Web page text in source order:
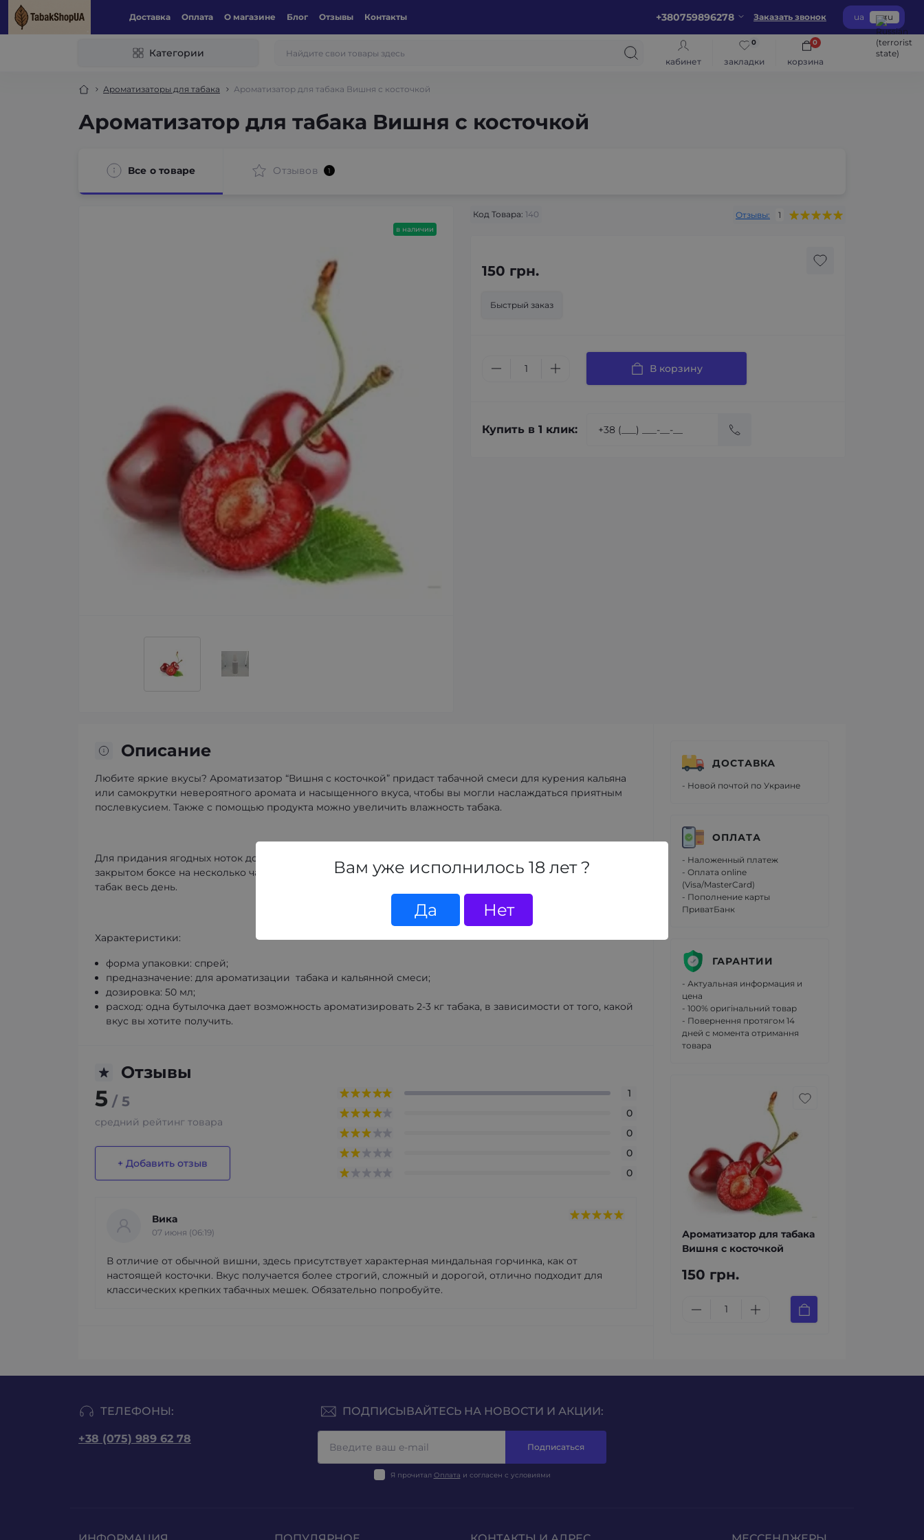
Вам уже исполнилось 18 лет ?
Да Нет
Доставка Оплата О магазине Блог Отзывы Контакты +380759896278 Заказать звонок ua ru
Категории
кабинет закладки
0
корзина
0
Ароматизаторы для табака Ароматизатор для табака Вишня с косточкой
Ароматизатор для табака Вишня с косточкой
Все о товаре Отзывов 1
в наличии
Код Товара: 140 Отзывы: 1
150 грн.
Быстрый заказ
В корзину
Купить в 1 клик:
Описание
Любите яркие вкусы? Ароматизатор “Вишня с косточкой” придаст табачной смеси для курения кальяна
или самокрутки невероятного аромата и насыщенного вкуса, чтобы вы могли наслаждаться приятным
послевкусием. Также с помощью продукта можно увеличить влажность табака.
Для придания ягодных ноток достаточно распылить жидкость на смесь и оставить настаиваться в
закрытом боксе на несколько часов. А чтобы усилить аромат и вкусовых свойства — можно оставить
табак весь день.
Характеристики:
форма упаковки: спрей;
предназначение: для ароматизации табака и кальянной смеси;
дозировка: 50 мл;
расход: одна бутылочка дает возможность ароматизировать 2-3 кг табака, в зависимости от того, какой
вкус вы хотите получить.
Отзывы
5 / 5
средний рейтинг товара
+ Добавить отзыв
1
0
0
0
0
Вика
07 июня (06:19)
В отличие от обычной вишни, здесь присутствует характерная миндальная горчинка, как от
настоящей косточки. Вкус получается более строгий, сложный и дорогой, отлично подходит для
классических крепких табачных мешек. Обязательно попробуйте.
ДОСТАВКА
- Новой почтой по Украине
ОПЛАТА
- Наложенный платеж
- Оплата online
(Visa/MasterCard)
- Пополнение карты
ПриватБанк
ГАРАНТИИ
- Актуальная информация и
цена
- 100% оригінальний товар
- Повернення протягом 14
дней с момента отримання
товара
Ароматизатор для табака
Вишня с косточкой
150 грн.
ТЕЛЕФОНЫ:
+38 (075) 989 62 78
ПОДПИСЫВАЙТЕСЬ НА НОВОСТИ И АКЦИИ:
Подписаться
Я прочитал Оплата и согласен с условиями